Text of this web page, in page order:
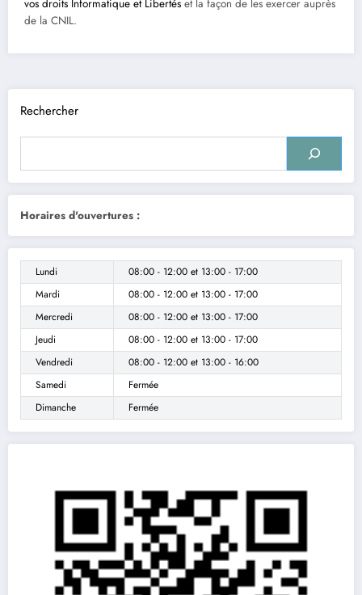
vos droits Informatique et Libertés et la façon de les exercer auprès
de la CNIL.
Rechercher
Horaires d'ouvertures :
Lundi 08:00 - 12:00 et 13:00 - 17:00
Mardi
08:00 - 12:00 et 13:00 - 17:00
Mercredi
08:00 - 12:00 et 13:00 - 17:00
Jeudi
08:00 - 12:00 et 13:00 - 17:00
Vendredi
08:00 - 12:00 et 13:00 - 16:00
Samedi
Fermée
Dimanche
Fermée